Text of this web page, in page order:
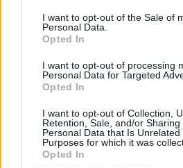
I want to opt-out of the Sale of
Personal Data.
Opted In
I want to opt-out of processing
Personal Data for Targeted
Opted In
I want to opt-out of Collection,
Retention, Sale, and/or Sharing
Personal Data that Is Unrelated
Purposes for which it was
Opted In